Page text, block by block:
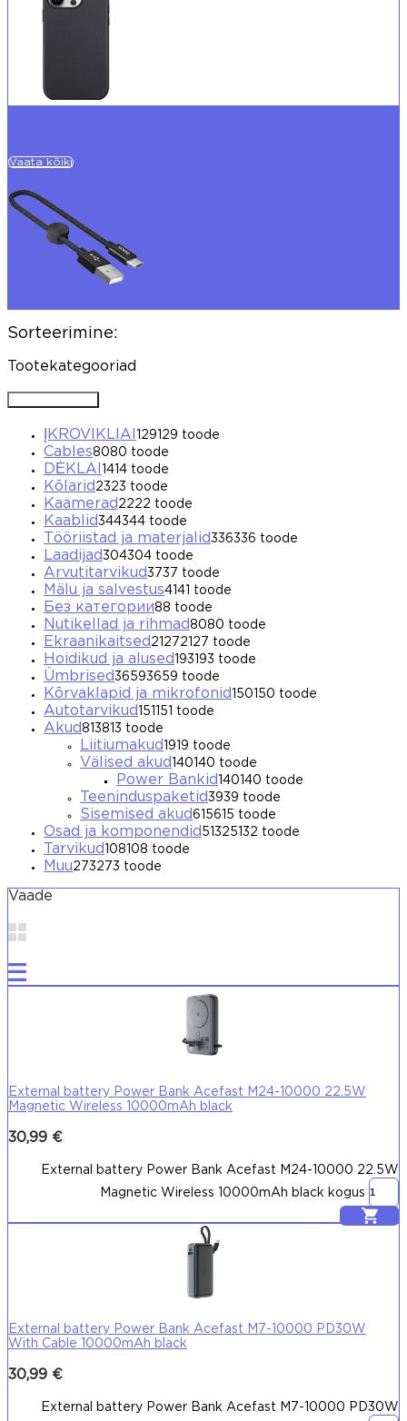
Vaata kõiki
Sorteerimine:
Tootekategooriad
ĮKROVIKLIAI 129 129 toode
Cables8080 toode
DĖKLAI 14 14 toode
Kõlarid 2323 toode
Kaamerad 2222 toode
Kaablid344344 toode
Tööriistad ja materjalid336336 toode
Laadijad304304 toode
Arvutitarvikud3737 toode
Mälu ja salvestus41 41 toode
Без категории88 toode
Nutikellad ja rihmad 8080 toode
Ekraanikaitsed 21272127 toode
Hoidikud ja alused 193 193 toode
Ümbrised36593659 toode
Kõrvaklapid ja mikrofonid 150 150 toode
Autotarvikud 151 151 toode
Akud 813813 toode
Liitiumakud 19 19 toode
Välised akud 140 140 toode
Power Bankid 140 140 toode
Teeninduspaketid3939 toode
Sisemised akud615615 toode
Osad ja komponendid 51325132 toode
Tarvikud 108 108 toode
Muu273273 toode
Vaade
External battery Power Bank Acefast M24-10000 22.5W
Magnetic Wireless 10000mAh black
30,99 €
External battery Power Bank Acefast M24-10000 22.5W
Magnetic Wireless 10000mAh black kogus
Lisa korvi
External battery Power Bank Acefast M7-10000 PD30W
With Cable 10000mAh black
30,99 €
External battery Power Bank Acefast M7-10000 PD30W